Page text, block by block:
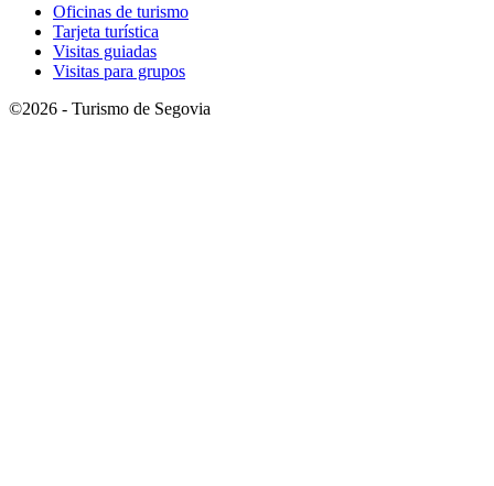
Oficinas de turismo
Tarjeta turística
Visitas guiadas
Visitas para grupos
©2026 - Turismo de Segovia